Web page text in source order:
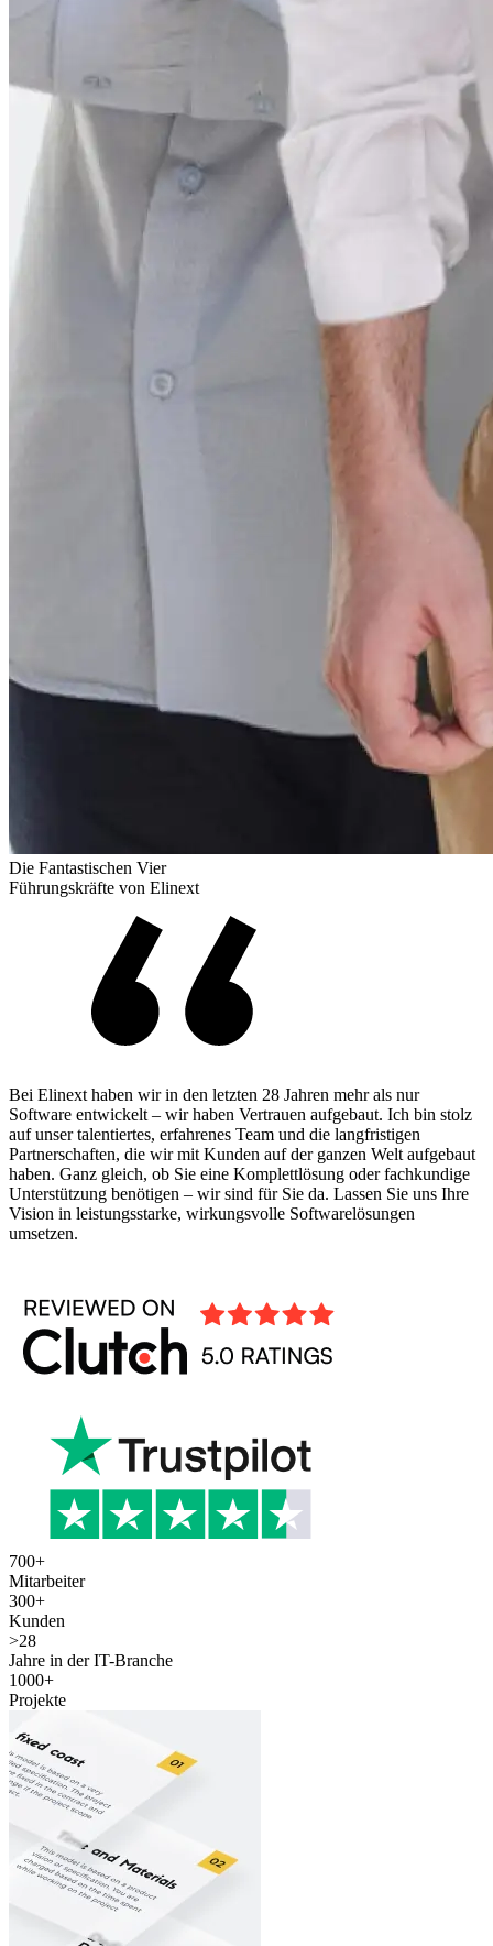
Die Fantastischen Vier
Führungskräfte von Elinext
Bei Elinext haben wir in den letzten 28 Jahren mehr als nur
Software entwickelt – wir haben Vertrauen aufgebaut. Ich bin stolz
auf unser talentiertes, erfahrenes Team und die langfristigen
Partnerschaften, die wir mit Kunden auf der ganzen Welt aufgebaut
haben. Ganz gleich, ob Sie eine Komplettlösung oder fachkundige
Unterstützung benötigen – wir sind für Sie da. Lassen Sie uns Ihre
Vision in leistungsstarke, wirkungsvolle Softwarelösungen
umsetzen.
700+
Mitarbeiter
300+
Kunden
>28
Jahre in der IT-Branche
1000+
Projekte